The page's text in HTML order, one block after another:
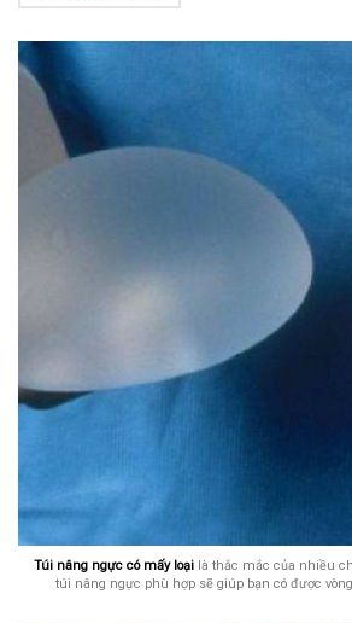
Túi nâng ngực có mấy loạilà thắc mắc của nhiều
túi nâng ngực phù hợp sẽ giúp bạn có được